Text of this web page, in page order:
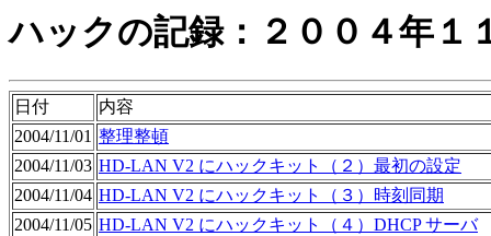
ハックの記録：２００４年１
日付
内容
2004/11/01 整理整頓
2004/11/03 HD-LAN V2 にハックキット（２）最初の設定
2004/11/04 HD-LAN V2 にハックキット（３）時刻同期
2004/11/05 HD-LAN V2 にハックキット（４）DHCP サーバ